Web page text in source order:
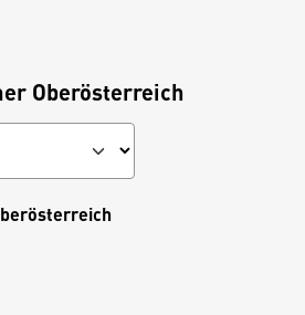
Oberösterreich